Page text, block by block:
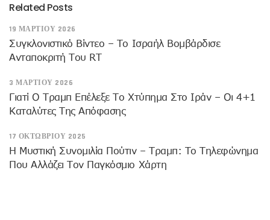
Related Posts
19 ΜΑΡΤΊΟΥ 2026
Συγκλονιστικό Βίντεο – Το Ισραήλ Βομβάρδισε
Ανταποκριτή Του RT
3 ΜΑΡΤΊΟΥ 2026
Γιατί Ο Τραμπ Επέλεξε Το Χτύπημα Στο Ιράν – Οι 4+1
Καταλύτες Της Απόφασης
17 ΟΚΤΩΒΡΊΟΥ 2025
Η Μυστική Συνομιλία Πούτιν – Τραμπ: Το Τηλεφώνημα
Που Αλλάζει Τον Παγκόσμιο Χάρτη